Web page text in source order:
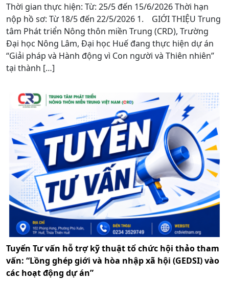
Thời gian thực hiện: Từ: 25/5 đến 15/6/2026 Thời hạn
nộp hồ sơ: Từ 18/5 đến 22/5/2026 1. GIỚI THIỆU Trung
tâm Phát triển Nông thôn miền Trung (CRD), Trường
Đại học Nông Lâm, Đại học Huế đang thực hiện dự án
“Giải pháp và Hành động vì Con người và Thiên nhiên”
tại thành […]
Tuyển Tư vấn hỗ trợ kỹ thuật tổ chức hội thảo tham
vấn: “Lồng ghép giới và hòa nhập xã hội (GEDSI) vào
các hoạt động dự án”